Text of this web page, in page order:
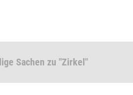
Sachen zu "Zirkel"